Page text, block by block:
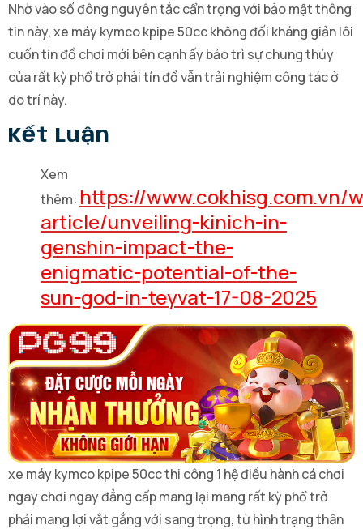
Nhờ vào số đông nguyên tắc cẩn trọng với bảo mật thông
tin này, xe máy kymco kpipe 50cc không đối kháng giản lôi
cuốn tín đồ chơi mới bên cạnh ấy bảo trì sự chung thủy
của rất kỳ phổ trở phải tín đồ vẫn trải nghiệm công tác ở
do trí này.
Kết Luận
Xem
thêm: https://www.cokhisg.com.vn/
article/unveiling-kinich-in-
genshin-impact-the-
enigmatic-potential-of-the-
sun-god-in-teyvat-17-08-2025
xe máy kymco kpipe 50cc thi công 1 hệ điều hành cá chơi
ngay chơi ngay đẳng cấp mang lại mang rất kỳ phổ trở
phải mang lợi vắt gắng với sang trọng, từ hình trạng thân